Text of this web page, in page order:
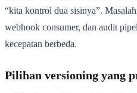
“kita kontrol dua sisinya”.
webhook consumer, dan audit
kecepatan berbeda.
Pilihan versioning yang